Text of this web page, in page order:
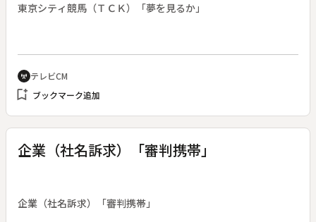
東京シティ競馬（ＴＣＫ）「夢を見るか」
cell_tower テレビCM
bookmark_add ブックマーク追加
企業（社名訴求）「審判携帯」
企業（社名訴求）「審判携帯」